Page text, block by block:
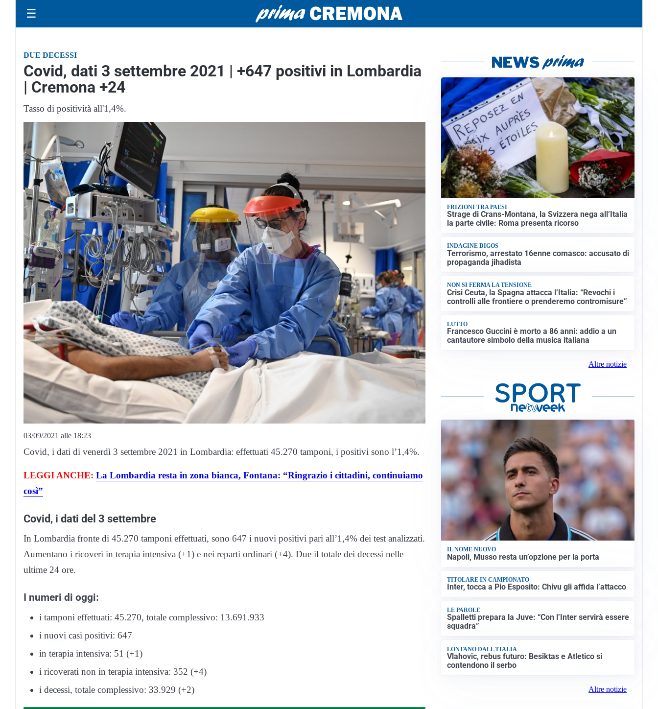
☰
DUE DECESSI
Covid, dati 3 settembre 2021 | +647 positivi in Lombardia
| Cremona +24
Tasso di positività all'1,4%.
03/09/2021 alle 18:23
Covid, i dati di venerdì 3 settembre 2021 in Lombardia: effettuati 45.270 tamponi, i positivi sono l’1,4%.
LEGGI ANCHE: La Lombardia resta in zona bianca, Fontana: “Ringrazio i cittadini, continuiamo
così”
Covid, i dati del 3 settembre
In Lombardia fronte di 45.270 tamponi effettuati, sono 647 i nuovi positivi pari all’1,4% dei test analizzati.
Aumentano i ricoveri in terapia intensiva (+1) e nei reparti ordinari (+4). Due il totale dei decessi nelle
ultime 24 ore.
I numeri di oggi:
i tamponi effettuati: 45.270, totale complessivo: 13.691.933
i nuovi casi positivi: 647
in terapia intensiva: 51 (+1)
i ricoverati non in terapia intensiva: 352 (+4)
i decessi, totale complessivo: 33.929 (+2)
FRIZIONI TRA PAESI
Strage di Crans-Montana, la Svizzera nega all’Italia
la parte civile: Roma presenta ricorso
INDAGINE DIGOS
Terrorismo, arrestato 16enne comasco: accusato di
propaganda jihadista
NON SI FERMA LA TENSIONE
Crisi Ceuta, la Spagna attacca l’Italia: “Revochi i
controlli alle frontiere o prenderemo contromisure”
LUTTO
Francesco Guccini è morto a 86 anni: addio a un
cantautore simbolo della musica italiana
Altre notizie
IL NOME NUOVO
Napoli, Musso resta un’opzione per la porta
TITOLARE IN CAMPIONATO
Inter, tocca a Pio Esposito: Chivu gli affida l’attacco
LE PAROLE
Spalletti prepara la Juve: “Con l’Inter servirà essere
squadra”
LONTANO DALL'ITALIA
Vlahovic, rebus futuro: Besiktas e Atletico si
contendono il serbo
Altre notizie